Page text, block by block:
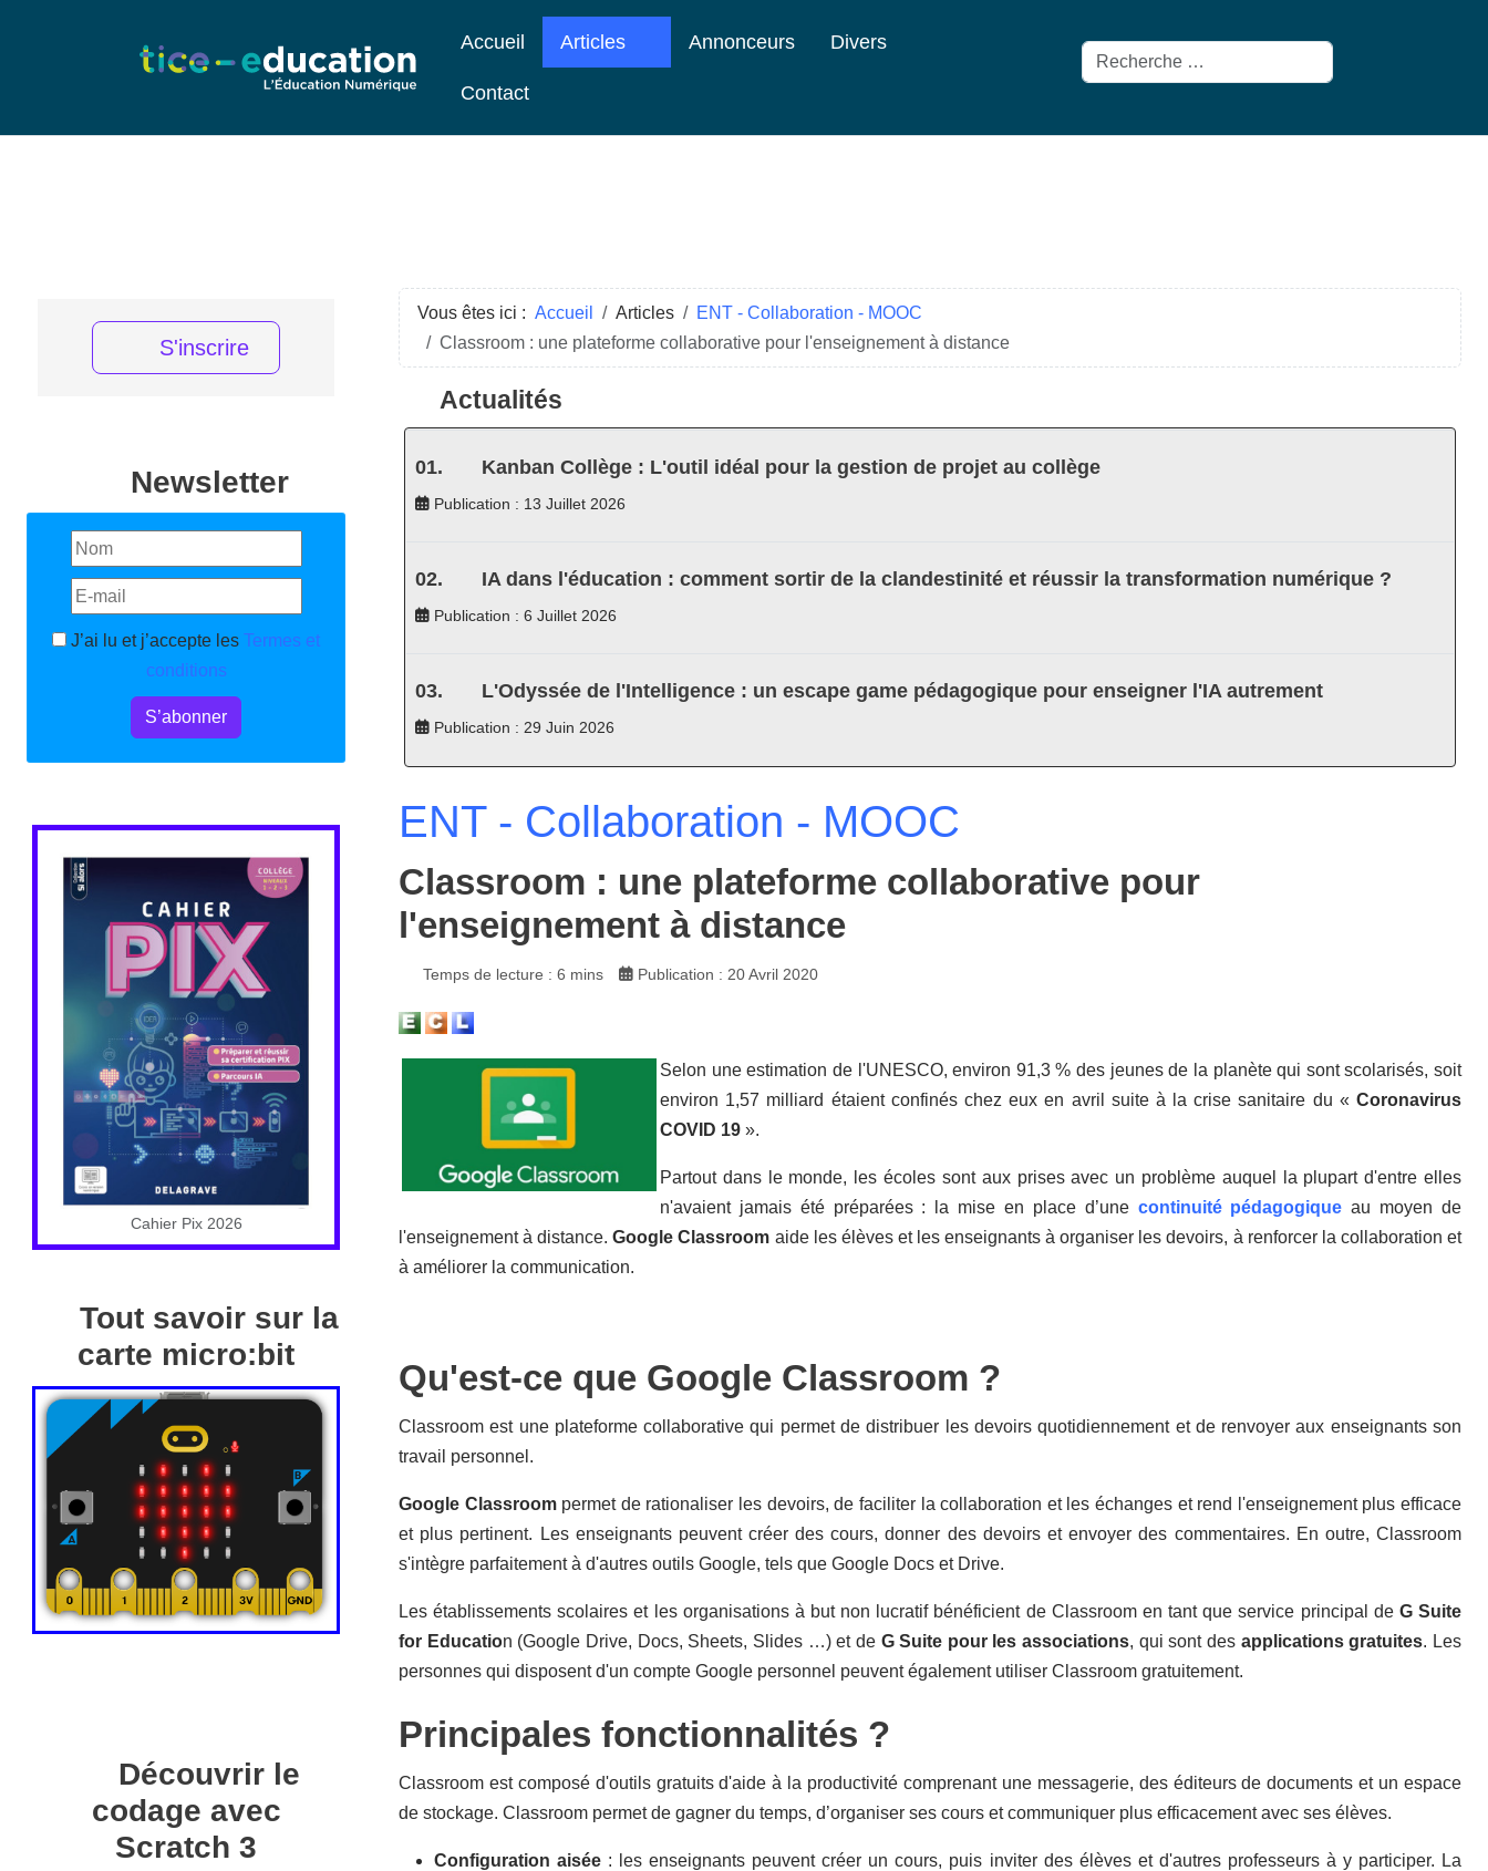
Accueil Articles Annonceurs Divers
Contact
Rechercher
S'inscrire
Newsletter
J’ai lu et j’accepte les Termes et
conditions
S’abonner
Cahier Pix 2026
Tout savoir sur la
carte micro:bit
Découvrir le
codage avec
Scratch 3
Vous êtes ici : Accueil Articles
ENT - Collaboration - MOOC
Classroom : une plateforme collaborative pour l'enseignement à distance
Actualités
Kanban Collège : L'outil idéal pour la gestion de projet au collège
Publication : 13 Juillet 2026
IA dans l'éducation : comment sortir de la clandestinité et réussir la transformation numérique ?
Publication : 6 Juillet 2026
L'Odyssée de l'Intelligence : un escape game pédagogique pour enseigner l'IA autrement
Publication : 29 Juin 2026
ENT - Collaboration - MOOC
Classroom : une plateforme collaborative pour
l'enseignement à distance
Temps de lecture : 6 mins Publication : 20 Avril 2020
Selon une estimation de l'UNESCO, environ 91,3 % des jeunes de la planète qui sont scolarisés, soit
environ 1,57 milliard étaient confinés chez eux en avril suite à la crise sanitaire du « Coronavirus
COVID 19 ».
Partout dans le monde, les écoles sont aux prises avec un problème auquel la plupart d'entre elles
n'avaient jamais été préparées : la mise en place d’une continuité pédagogique au moyen de
l'enseignement à distance.Google Classroom aide les élèves et les enseignants à organiser les devoirs, à renforcer la collaboration et
à améliorer la communication.
Qu'est-ce que Google Classroom ?
Classroom est une plateforme collaborative qui permet de distribuer les devoirs quotidiennement et de renvoyer aux enseignants son
travail personnel.
Google Classroompermet de rationaliser les devoirs, de faciliter la collaboration et les échanges et rend l'enseignement plus efficace
et plus pertinent. Les enseignants peuvent créer des cours, donner des devoirs et envoyer des commentaires. En outre, Classroom
s'intègre parfaitement à d'autres outils Google, tels que Google Docs et Drive.
Les établissements scolaires et les organisations à but non lucratif bénéficient de Classroom en tant que service principal de G Suite
for Education (Google Drive, Docs, Sheets, Slides …) et de G Suite pour les associations, qui sont des applications gratuites. Les
personnes qui disposent d'un compte Google personnel peuvent également utiliser Classroom gratuitement.
Principales fonctionnalités ?
Classroom est composé d'outils gratuits d'aide à la productivité comprenant une messagerie, des éditeurs de documents et un espace
de stockage. Classroom permet de gagner du temps, d’organiser ses cours et communiquer plus efficacement avec ses élèves.
Configuration aisée : les enseignants peuvent créer un cours, puis inviter des élèves et d'autres professeurs à y participer. La